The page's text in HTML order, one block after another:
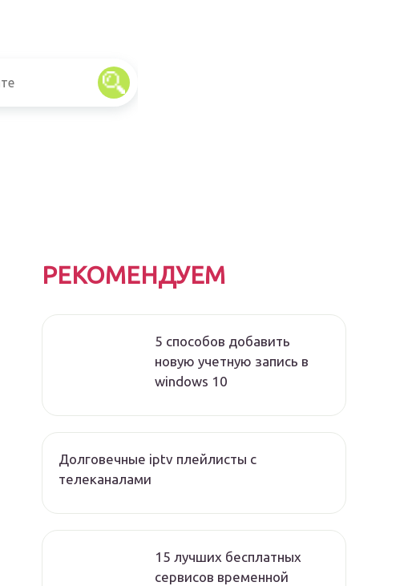
РЕКОМЕНДУЕМ
5 способов добавить
новую учетную запись в
windows 10
Долговечные iptv плейлисты с
телеканалами
15 лучших бесплатных
сервисов временной